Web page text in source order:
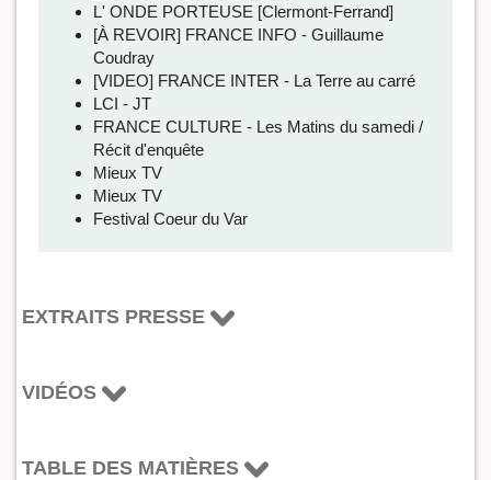
L' ONDE PORTEUSE [Clermont-Ferrand]
[À REVOIR] FRANCE INFO - Guillaume
Coudray
[VIDEO] FRANCE INTER - La Terre au carré
LCI - JT
FRANCE CULTURE - Les Matins du samedi /
Récit d'enquête
Mieux TV
Mieux TV
Festival Coeur du Var
EXTRAITS PRESSE
VIDÉOS
TABLE DES MATIÈRES